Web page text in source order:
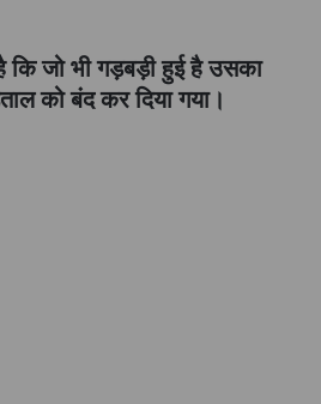
कि जो भी गड़बड़ी हुई है उसका
को बंद कर दिया गया।